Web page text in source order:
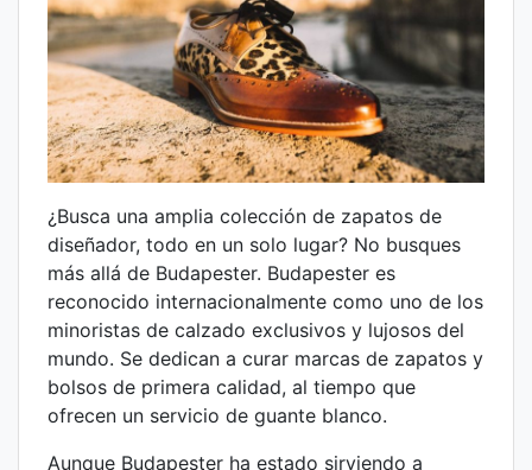
¿Busca una amplia colección de zapatos de
diseñador, todo en un solo lugar? No busques
más allá de Budapester. Budapester es
reconocido internacionalmente como uno de los
minoristas de calzado exclusivos y lujosos del
mundo. Se dedican a curar marcas de zapatos y
bolsos de primera calidad, al tiempo que
ofrecen un servicio de guante blanco.
Aunque Budapester ha estado sirviendo a